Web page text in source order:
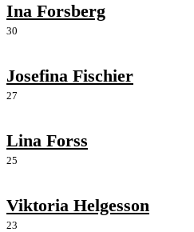
Ina Forsberg
30
Josefina Fischier
27
Lina Forss
25
Viktoria Helgesson
23